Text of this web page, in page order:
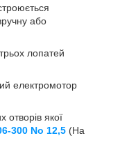
або
лопатей
електромотор
якої
300 No 12,5 (На